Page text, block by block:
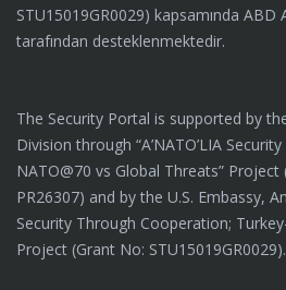
STU15019GR0029) kapsamında ABD
tarafından desteklenmektedir.
The Security Portal is supported by
Division through “A’NATO’LIA
NATO@70 vs Global Threats” Project
PR26307) and by the U.S. Embassy,
Security Through Cooperation;
Project (Grant No: STU15019GR0029).